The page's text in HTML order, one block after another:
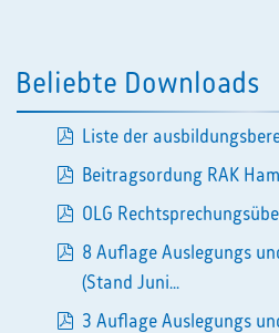
Beliebte Downloads
pdf
Liste der
pdf
Beitragsordung RAK
pdf
OLG
pdf
8 Auflage Auslegungs
(Stand Juni...
3 Auflage Auslegungs